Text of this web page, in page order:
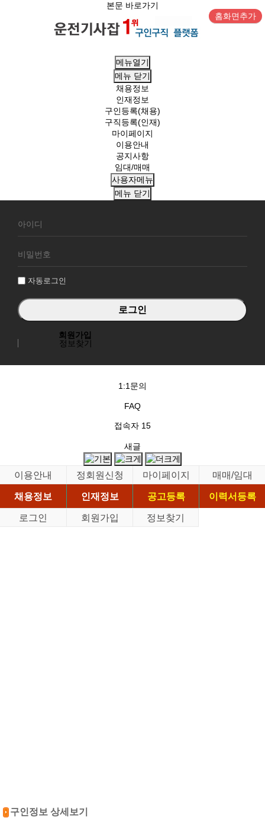
본문 바로가기
홈화면추가
메뉴열기
메뉴 닫기
채용정보
인재정보
구인등록(채용)
구직등록(인재)
마이페이지
이용안내
공지사항
임대/매매
사용자메뉴
메뉴 닫기
원
그
자동로그인
회원가입
정보찾기
1:1문의
FAQ
접속자 15
새글
이용안내 정회원신청 마이페이지
매매/임대
채용정보
인재정보 공고등록
이력서등록
로그인
회원가입 정보찾기
구인정보 상세보기